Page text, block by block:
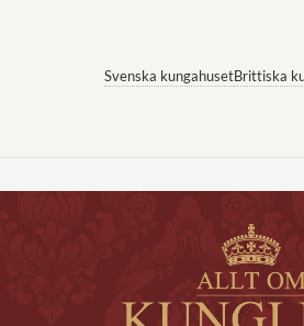
Svenska kungahusetBrittiska